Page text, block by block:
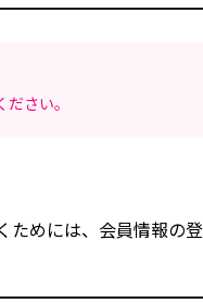
さい。
ためには、会員情報の